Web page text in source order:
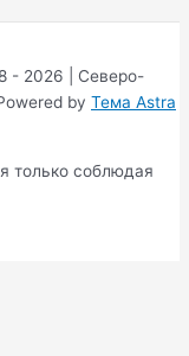
- 2026 | Северо-
by Тема Astra
только соблюдая